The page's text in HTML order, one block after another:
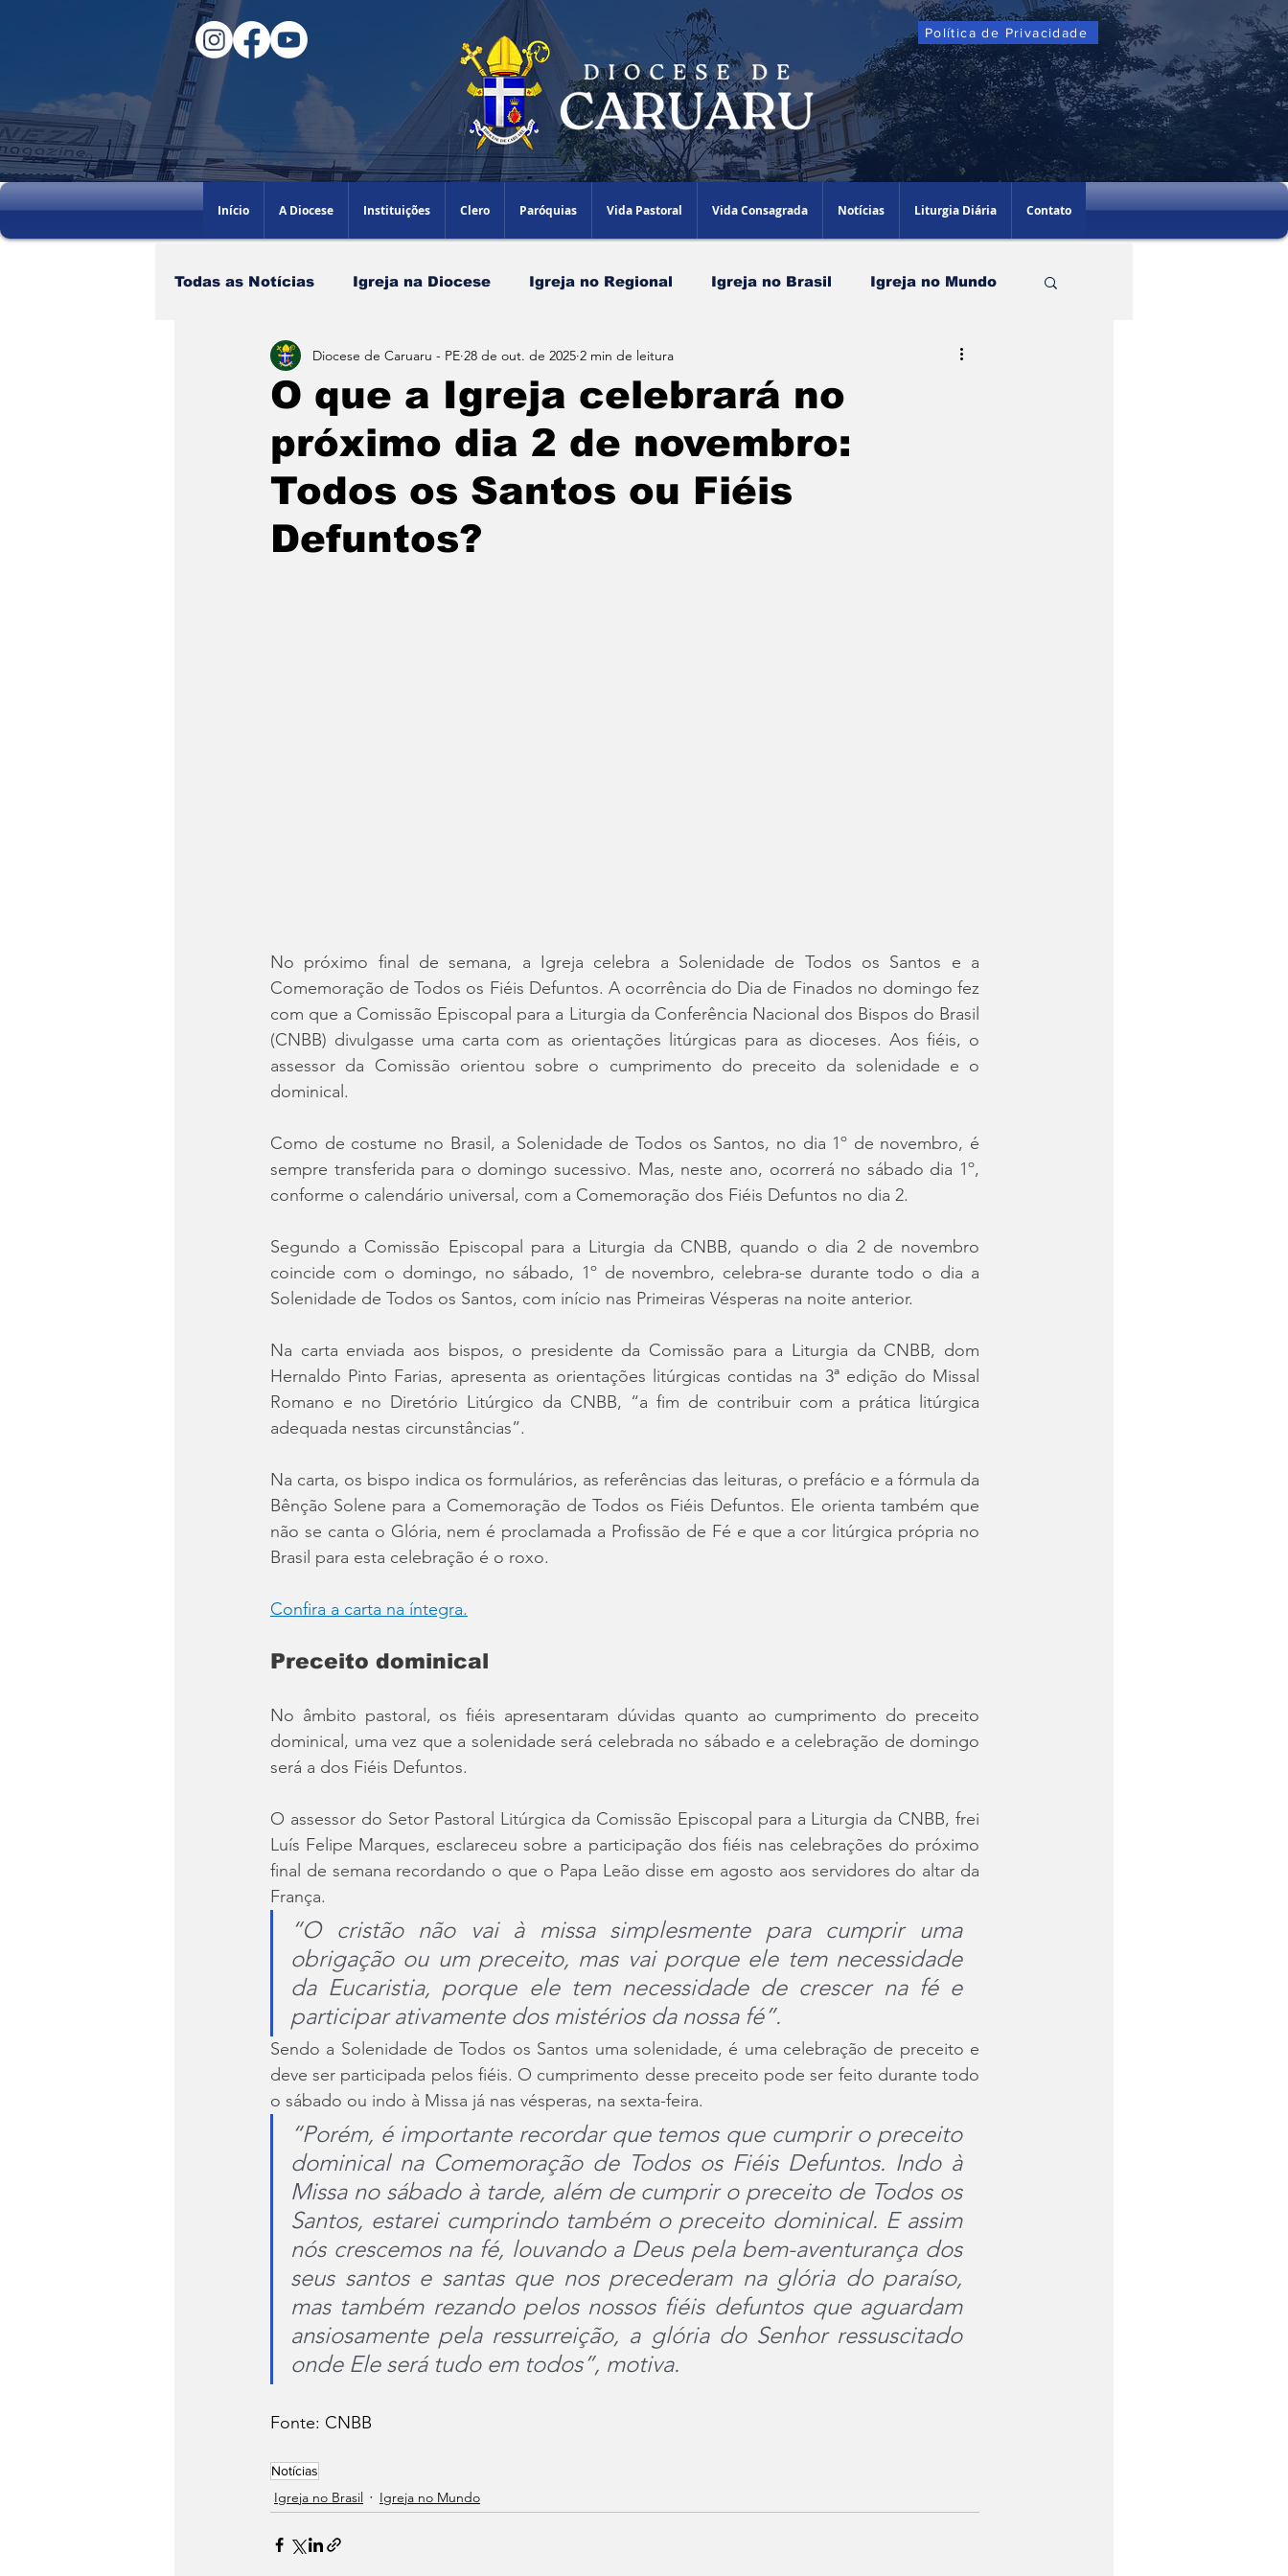
Política de Privacidade
Início A Diocese Instituições Clero Paróquias Vida Pastoral Vida Consagrada Notícias Liturgia Diária Contato
Todas as Notícias Igreja na Diocese Igreja no Regional Igreja no Brasil Igreja no Mundo
Santo do dia 60AGB Papa Leão XIV Agenda Episcopal
O que a Igreja celebrará no
próximo dia 2 de novembro:
Todos os Santos ou Fiéis
Defuntos?
Diocese de Caruaru - PE 28 de out. de 2025 2 min de leitura
No próximo final de semana, a Igreja celebra a Solenidade de Todos os Santos e a
Comemoração de Todos os Fiéis Defuntos. A ocorrência do Dia de Finados no domingo fez
com que a Comissão Episcopal para a Liturgia da Conferência Nacional dos Bispos do Brasil
(CNBB) divulgasse uma carta com as orientações litúrgicas para as dioceses. Aos fiéis, o
assessor da Comissão orientou sobre o cumprimento do preceito da solenidade e o
dominical.
Como de costume no Brasil, a Solenidade de Todos os Santos, no dia 1º de novembro, é
sempre transferida para o domingo sucessivo. Mas, neste ano, ocorrerá no sábado dia 1º,
conforme o calendário universal, com a Comemoração dos Fiéis Defuntos no dia 2.
Segundo a Comissão Episcopal para a Liturgia da CNBB, quando o dia 2 de novembro
coincide com o domingo, no sábado, 1º de novembro, celebra-se durante todo o dia a
Solenidade de Todos os Santos, com início nas Primeiras Vésperas na noite anterior.
Na carta enviada aos bispos, o presidente da Comissão para a Liturgia da CNBB, dom
Hernaldo Pinto Farias, apresenta as orientações litúrgicas contidas na 3ª edição do Missal
Romano e no Diretório Litúrgico da CNBB, “a fim de contribuir com a prática litúrgica
adequada nestas circunstâncias”.
Na carta, os bispo indica os formulários, as referências das leituras, o prefácio e a fórmula da
Bênção Solene para a Comemoração de Todos os Fiéis Defuntos. Ele orienta também que
não se canta o Glória, nem é proclamada a Profissão de Fé e que a cor litúrgica própria no
Brasil para esta celebração é o roxo.
Confira a carta na íntegra.
Preceito dominical
No âmbito pastoral, os fiéis apresentaram dúvidas quanto ao cumprimento do preceito
dominical, uma vez que a solenidade será celebrada no sábado e a celebração de domingo
será a dos Fiéis Defuntos.
O assessor do Setor Pastoral Litúrgica da Comissão Episcopal para a Liturgia da CNBB, frei
Luís Felipe Marques, esclareceu sobre a participação dos fiéis nas celebrações do próximo
final de semana recordando o que o Papa Leão disse em agosto aos servidores do altar da
França.
“O cristão não vai à missa simplesmente para cumprir uma
obrigação ou um preceito, mas vai porque ele tem necessidade
da Eucaristia, porque ele tem necessidade de crescer na fé e
participar ativamente dos mistérios da nossa fé”.
Sendo a Solenidade de Todos os Santos uma solenidade, é uma celebração de preceito e
deve ser participada pelos fiéis. O cumprimento desse preceito pode ser feito durante todo
o sábado ou indo à Missa já nas vésperas, na sexta-feira.
“Porém, é importante recordar que temos que cumprir o preceito
dominical na Comemoração de Todos os Fiéis Defuntos. Indo à
Missa no sábado à tarde, além de cumprir o preceito de Todos os
Santos, estarei cumprindo também o preceito dominical. E assim
nós crescemos na fé, louvando a Deus pela bem-aventurança dos
seus santos e santas que nos precederam na glória do paraíso,
mas também rezando pelos nossos fiéis defuntos que aguardam
ansiosamente pela ressurreição, a glória do Senhor ressuscitado
onde Ele será tudo em todos”, motiva.
Fonte: CNBB
Notícias
Igreja no Brasil Igreja no Mundo